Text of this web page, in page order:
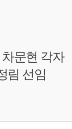
문현 각자
림 선임